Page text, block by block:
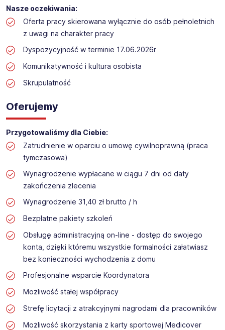
Nasze oczekiwania:
Oferta pracy skierowana wyłącznie do osób pełnoletnich
z uwagi na charakter pracy
Dyspozycyjność w terminie 17.06.2026r
Komunikatywność i kultura osobista
Skrupulatność
Oferujemy
Przygotowaliśmy dla Ciebie:
Zatrudnienie w oparciu o umowę cywilnoprawną (praca
tymczasowa)
Wynagrodzenie wypłacane w ciągu 7 dni od daty
zakończenia zlecenia
Wynagrodzenie 31,40 zł brutto / h
Bezpłatne pakiety szkoleń
Obsługę administracyjną on-line - dostęp do swojego
konta, dzięki któremu wszystkie formalności załatwiasz
bez konieczności wychodzenia z domu
Profesjonalne wsparcie Koordynatora
Możliwość stałej współpracy
Strefę licytacji z atrakcyjnymi nagrodami dla pracowników
Możliwość skorzystania z karty sportowej Medicover